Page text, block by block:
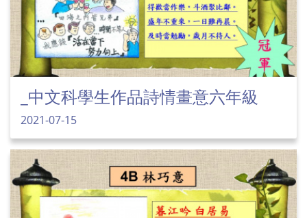
_中文科學生作品詩情畫意六年級
2021-07-15